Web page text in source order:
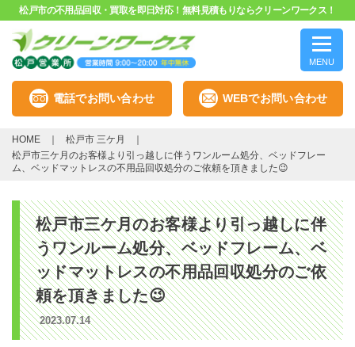
松戸市の不用品回収・買取を即日対応！無料見積もりならクリーンワークス！
MENU
電話でお問い合わせ WEBでお問い合わせ
HOME
松戸市 三ケ月
松戸市三ケ月のお客様より引っ越しに伴うワンルーム処分、ベッドフレー
ム、ベッドマットレスの不用品回収処分のご依頼を頂きました😉
松戸市三ケ月のお客様より引っ越しに伴
うワンルーム処分、ベッドフレーム、ベ
ッドマットレスの不用品回収処分のご依
頼を頂きました😉
2023.07.14